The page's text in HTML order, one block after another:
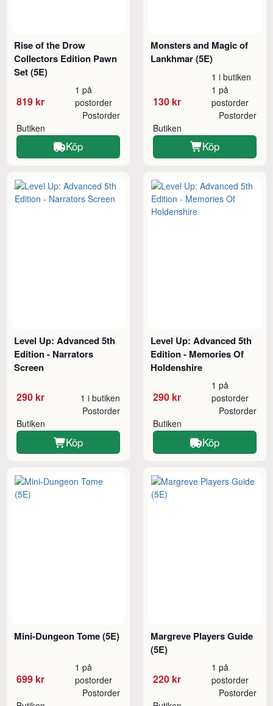
Rise of the Drow
Collectors Edition Pawn
Set (5E)
819 kr
1 på
postorder
Butiken
Postorder
Köp
Monsters and Magic of
Lankhmar (5E)
130 kr
1 i butiken
1 på
postorder
Butiken
Postorder
Köp
Level Up: Advanced 5th
Edition - Narrators
Screen
290 kr 1 i butiken
Butiken
Postorder
Köp
Level Up: Advanced 5th
Edition - Memories Of
Holdenshire
290 kr
1 på
postorder
Butiken
Postorder
Köp
Mini-Dungeon Tome (5E)
699 kr
1 på
postorder
Postorder
Margreve Players Guide
(5E)
220 kr
1 på
postorder
Postorder